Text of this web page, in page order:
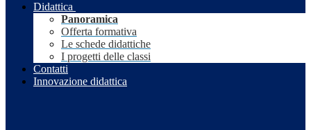
Didattica
Panoramica
Offerta formativa
Le schede didattiche
I progetti delle classi
Contatti
Innovazione didattica